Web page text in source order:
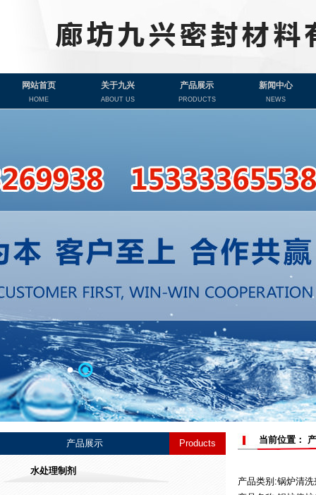
网站首页
HOME
关于九兴
ABOUT US
产品展示
PRODUCTS
新闻中心
NEWS
产品展示 Products
水处理制剂
当前位置： 产
产品类别:锅炉清